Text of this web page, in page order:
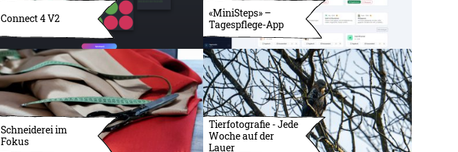
Connect 4 V2
«MiniSteps» –
Tagespflege-App
Schneiderei im
Fokus
Tierfotografie - Jede
Woche auf der
Lauer